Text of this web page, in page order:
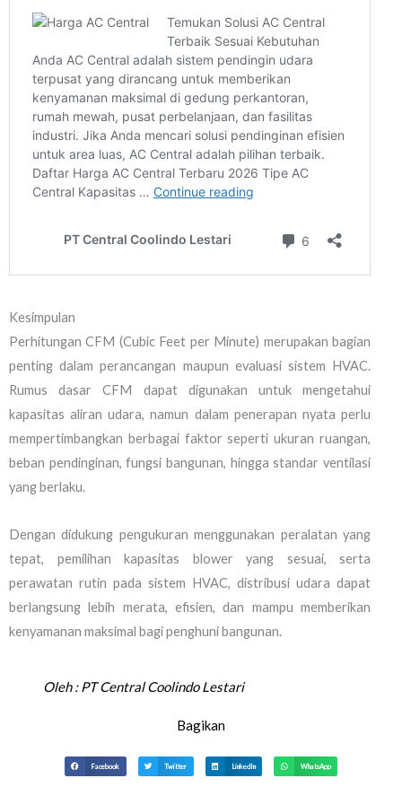
Kesimpulan
Perhitungan CFM (Cubic Feet per Minute) merupakan bagian
penting dalam perancangan maupun evaluasi sistem HVAC.
Rumus dasar CFM dapat digunakan untuk mengetahui
kapasitas aliran udara, namun dalam penerapan nyata perlu
mempertimbangkan berbagai faktor seperti ukuran ruangan,
beban pendinginan, fungsi bangunan, hingga standar ventilasi
yang berlaku.
Dengan didukung pengukuran menggunakan peralatan yang
tepat, pemilihan kapasitas blower yang sesuai, serta
perawatan rutin pada sistem HVAC, distribusi udara dapat
berlangsung lebih merata, efisien, dan mampu memberikan
kenyamanan maksimal bagi penghuni bangunan.
Oleh :PT Central Coolindo Lestari
Bagikan
Facebook Twitter LinkedIn WhatsApp